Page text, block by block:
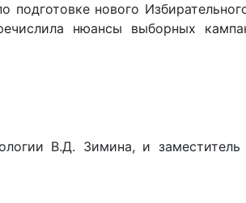
нового
нюансы выборных
В.Д. Зимина, и